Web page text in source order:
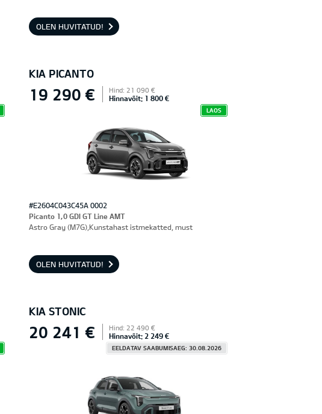
OLEN HUVITATUD!
KIA PICANTO
19 290 € Hind: 21 090 €
Hinnavõit: 1 800 €
LAOS
#E2604C043C45A 0002
Picanto 1,0 GDI GT Line AMT
Astro Gray (M7G),Kunstahast istmekatted, must
OLEN HUVITATUD!
KIA STONIC
20 241 € Hind: 22 490 €
Hinnavõit: 2 249 €
EELDATAV SAABUMISAEG: 30.08.2026